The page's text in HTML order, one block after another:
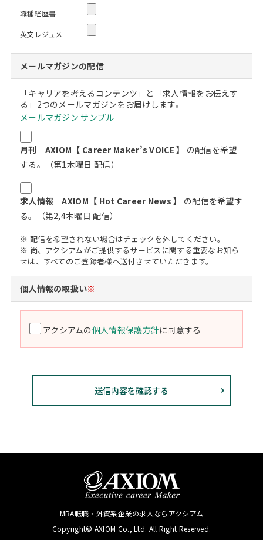
職種経歴書
英文レジュメ
メールマガジンの配信
「キャリアを考えるコンテンツ」と「求人情報をお伝えす
る」2つのメールマガジンをお届けします。
メールマガジン サンプル
月刊 AXIOM【 Career Maker’s VOICE 】
の配信を希望
する。（第1木曜日 配信）
求人情報 AXIOM【 Hot Career News 】
の配信を希望す
る。（第2,4木曜日 配信）
※ 配信を希望されない場合はチェックを外してください。
※ 尚、アクシアムがご提供するサービスに関する重要なお知ら
せは、すべてのご登録者様へ送付させていただきます。
個人情報の取扱い※
アクシアムの個人情報保護方針に同意する
MBA転職・外資系企業の求人ならアクシアム
Copyright© AXIOM Co., Ltd. All Right Reserved.